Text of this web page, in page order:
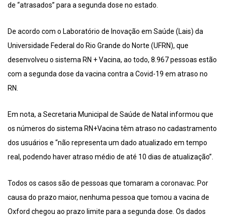
de “atrasados” para a segunda dose no estado.
De acordo com o Laboratório de Inovação em Saúde (Lais) da
Universidade Federal do Rio Grande do Norte (UFRN), que
desenvolveu o sistema RN + Vacina, ao todo, 8.967 pessoas estão
com a segunda dose da vacina contra a Covid-19 em atraso no
RN.
Em nota, a Secretaria Municipal de Saúde de Natal informou que
os números do sistema RN+Vacina têm atraso no cadastramento
dos usuários e “não representa um dado atualizado em tempo
real, podendo haver atraso médio de até 10 dias de atualização”.
Todos os casos são de pessoas que tomaram a coronavac. Por
causa do prazo maior, nenhuma pessoa que tomou a vacina de
Oxford chegou ao prazo limite para a segunda dose. Os dados